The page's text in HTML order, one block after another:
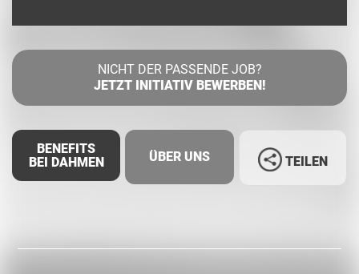
NICHT DER PASSENDE JOB?
JETZT INITIATIV BEWERBEN!
BENEFITS
BEI DAHMEN
ÜBER UNS TEILEN